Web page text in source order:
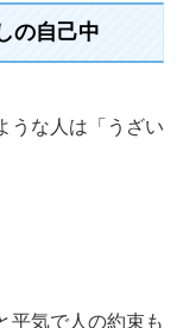
の自己中
うな人は「うざい
平気で人の約束も